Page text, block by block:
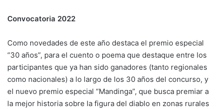
Convocatoria 2022
Como novedades de este año destaca el premio especial
“30 años”, para el cuento o poema que destaque entre los
participantes que ya han sido ganadores (tanto regionales
como nacionales) a lo largo de los 30 años del concurso, y
el nuevo premio especial “Mandinga”, que busca premiar a
la mejor historia sobre la figura del diablo en zonas rurales